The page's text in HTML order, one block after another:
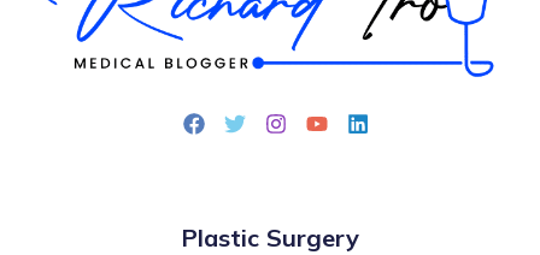
Plastic Surgery